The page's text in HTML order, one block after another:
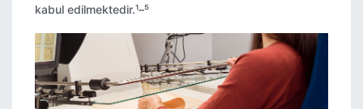
kabul edilmektedir.¹–⁵